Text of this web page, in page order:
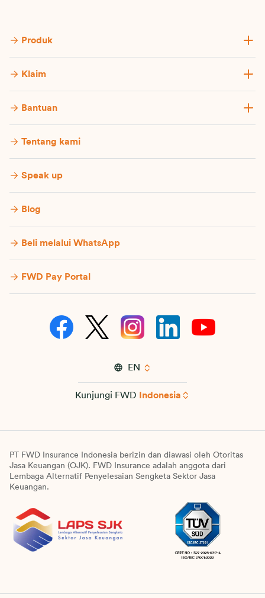
Produk
Klaim
Bantuan
Tentang kami
Speak up
Blog
Beli melalui WhatsApp
FWD Pay Portal
EN
Kunjungi FWD Indonesia
PT FWD Insurance Indonesia berizin dan diawasi oleh Otoritas
Jasa Keuangan (OJK). FWD Insurance adalah anggota dari
Lembaga Alternatif Penyelesaian Sengketa Sektor Jasa
Keuangan.